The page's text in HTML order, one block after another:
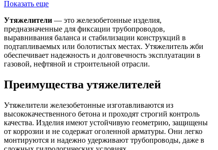
Показать еще
Утяжелители — это железобетонные изделия,
предназначенные для фиксации трубопроводов,
выравнивания баланса и стабилизации конструкций в
подтапливаемых или болотистых местах. Утяжелитель жби
обеспечивает надежность и долговечность эксплуатации в
газовой, нефтяной и строительной отрасли.
Преимущества утяжелителей
Утяжелители железобетонные изготавливаются из
высококачественного бетона и проходят строгий контроль
качества. Изделия имеют устойчивую геометрию, защищены
от коррозии и не содержат оголенной арматуры. Они легко
монтируются и надежно удерживают трубопроводы, даже в